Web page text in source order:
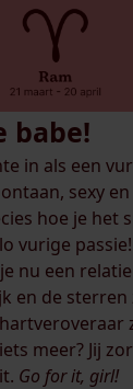
babe!
in als een
sexy
hoe je het
vurige
nu een
en de sterren
meer? Jij
Go for it, girl!